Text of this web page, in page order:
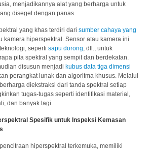
menjadikannya alat yang berharga untuk
disegel dengan panas.
yang khas terdiri dari sumber cahaya yang
kamera hiperspektral. Sensor atau kamera ini
seperti sapu dorong, dll., untuk
pita spektral yang sempit dan berdekatan.
disusun menjadi kubus data tiga dimensi
perangkat lunak dan algoritma khusus. Melalui
diekstraksi dari tanda spektral setiap
tugas-tugas seperti identifikasi material,
dan banyak lagi.
Spesifik untuk Inspeksi Kemasan
hiperspektral terkemuka, memiliki